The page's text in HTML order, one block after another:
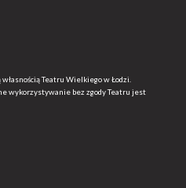
Teatru Wielkiego w Łodzi.
wykorzystywanie bez zgody Teatru jest